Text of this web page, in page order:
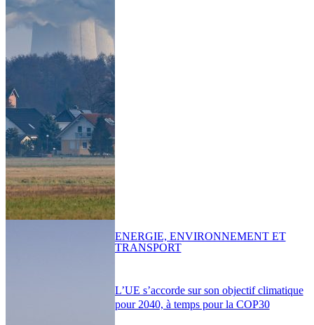
L’UE s’accorde sur son objectif climatique
pour 2040, à temps pour la COP30
ENERGIE, ENVIRONNEMENT ET
TRANSPORT